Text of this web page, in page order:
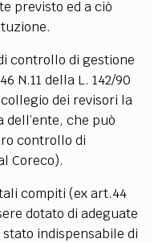
previsto ed a ciò
controllo di gestione
N.11 della L. 142/90
dei revisori la
che può
controllo di
Coreco).
compiti (ex art.44
dotato di adeguate
indispensabile di